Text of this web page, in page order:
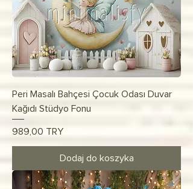
Peri Masalı Bahçesi Çocuk Odası Duvar
Kağıdı Stüdyo Fonu
Cena
989,00 TRY
Dodaj do koszyka